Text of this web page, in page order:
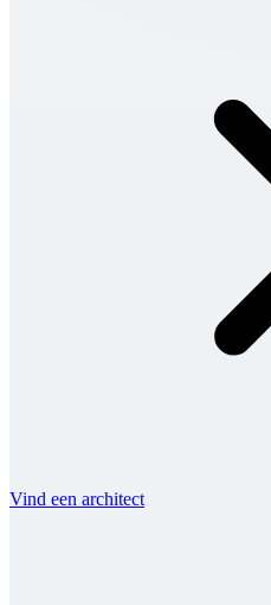
Vind een architect